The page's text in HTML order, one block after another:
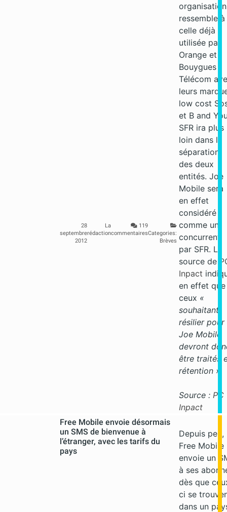
28
septembre
2012
La
rédaction
119
commentairesCategories:
Brèves
organisation
ressemble à
celle déjà
utilisée par
Orange et
Bouygues
Télécom
leurs
low cost
et B and
SFR ira plus
loin dans la
séparation
des deux
entités. Joe
Mobile sera
en effet
considéré
comme un
concurrent
par SFR. La
source de
Inpact
en effet que
ceux «
souhaitant
résilier pour
Joe Mobile
devront
être traités
rétention »
Source : PC
Inpact
Free Mobile envoie désormais
un SMS de bienvenue à
l’étranger, avec les tarifs du
pays
Depuis peu,
Free Mobile
envoie un
à ses
dès que
ci se
dans un